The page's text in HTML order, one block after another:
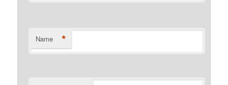
Name *